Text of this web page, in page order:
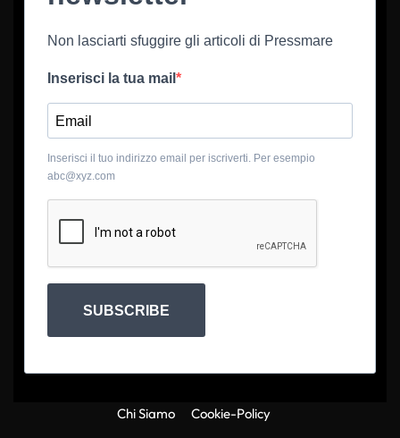
Non lasciarti sfuggire gli articoli di Pressmare
Inserisci la tua mail
Inserisci il tuo indirizzo email per iscriverti. Per esempio
abc@xyz.com
SUBSCRIBE
Chi Siamo Cookie-Policy